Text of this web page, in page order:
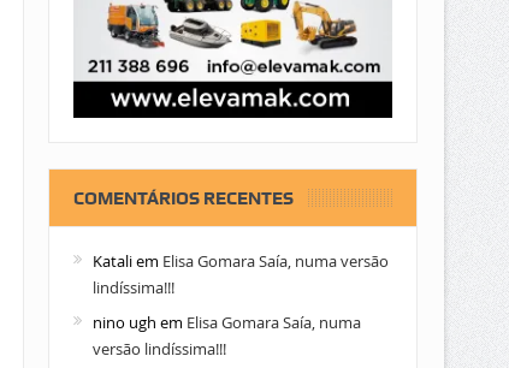
COMENTÁRIOS RECENTES
Kataliem Elisa Gomara Saía, numa versão
lindíssima!!!
nino ugh em Elisa Gomara Saía, numa
versão lindíssima!!!